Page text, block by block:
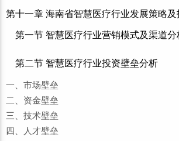
第十一章 海南省智慧医疗行业发展策略
第一节 智慧医疗行业营销模式及渠道分
第二节 智慧医疗行业投资壁垒分析
一、市场壁垒
二、资金壁垒
三、技术壁垒
四、人才壁垒